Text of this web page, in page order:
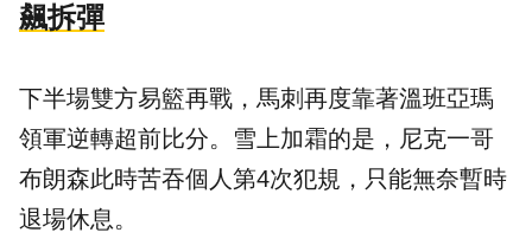
飆拆彈
下半場雙方易籃再戰，馬刺再度靠著溫班亞瑪
領軍逆轉超前比分。雪上加霜的是，尼克一哥
布朗森此時苦吞個人第4次犯規，只能無奈暫時
退場休息。